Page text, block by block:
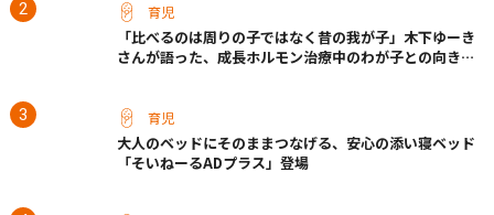
育児
「比べるのは周りの子ではなく昔の我が子」木下ゆーき
さんが語った、成長ホルモン治療中のわが子との向き合
育児
大人のベッドにそのままつなげる、安心の添い寝ベッド
「そいねーるADプラス」登場